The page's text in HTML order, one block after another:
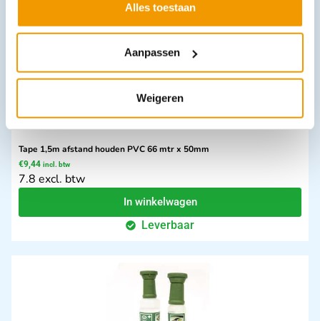
Alles toestaan
Aanpassen
Weigeren
Tape 1,5m afstand houden PVC 66 mtr x 50mm
€9,44 incl. btw
7.8 excl. btw
In winkelwagen
Leverbaar